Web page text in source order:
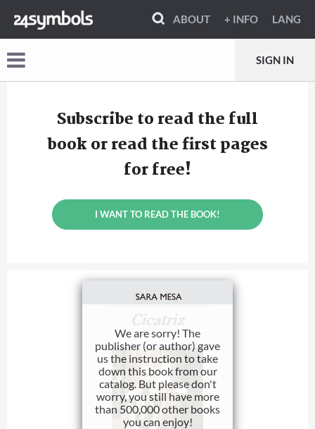
ABOUT + INFO LANG
SIGN IN
Subscribe to read the full
book or read the first pages
for free!
I WANT TO READ THE BOOK!
We are sorry! The
publisher (or author) gave
us the instruction to take
down this book from our
catalog. But please don't
worry, you still have more
than 500,000 other books
you can enjoy!